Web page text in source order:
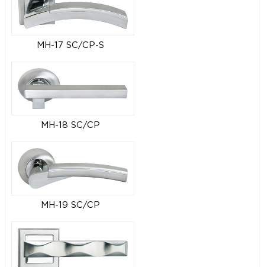
MH-17 SC/CP-S
MH-18 SC/CP
MH-19 SC/CP